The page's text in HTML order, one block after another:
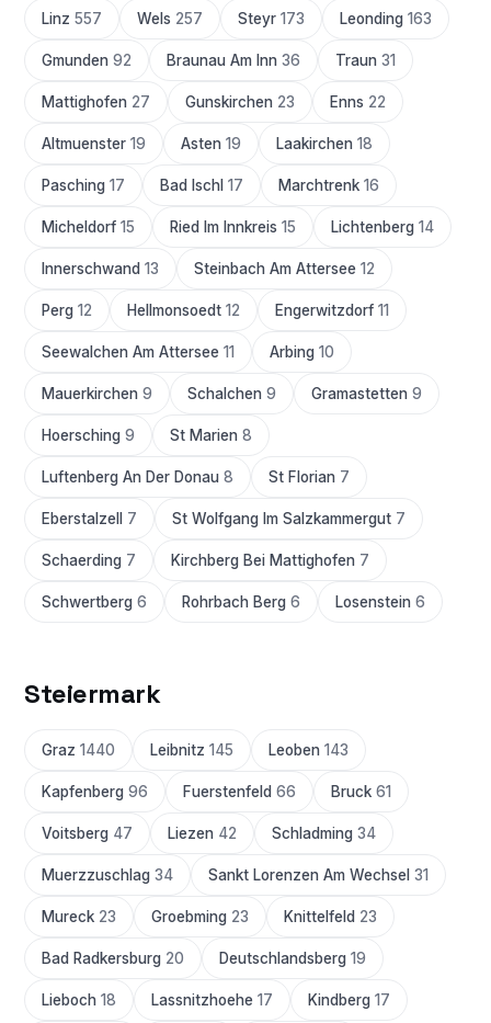
Linz 557 Wels 257 Steyr 173 Leonding 163
Gmunden 92 Braunau Am Inn 36 Traun 31
Mattighofen 27 Gunskirchen 23 Enns 22
Altmuenster 19 Asten 19 Laakirchen 18
Pasching 17 Bad Ischl 17 Marchtrenk 16
Micheldorf 15 Ried Im Innkreis 15 Lichtenberg 14
Innerschwand 13 Steinbach Am Attersee 12
Perg 12 Hellmonsoedt 12 Engerwitzdorf 11
Seewalchen Am Attersee 11 Arbing 10
Mauerkirchen 9 Schalchen 9 Gramastetten 9
Hoersching 9 St Marien 8
Luftenberg An Der Donau 8 St Florian 7
Eberstalzell 7 St Wolfgang Im Salzkammergut 7
Schaerding 7 Kirchberg Bei Mattighofen 7
Schwertberg 6 Rohrbach Berg 6 Losenstein 6
Steiermark
Graz 1440 Leibnitz 145 Leoben 143
Kapfenberg 96 Fuerstenfeld 66 Bruck 61
Voitsberg 47 Liezen 42 Schladming 34
Muerzzuschlag 34 Sankt Lorenzen Am Wechsel 31
Mureck 23 Groebming 23 Knittelfeld 23
Bad Radkersburg 20 Deutschlandsberg 19
Lieboch 18 Lassnitzhoehe 17 Kindberg 17